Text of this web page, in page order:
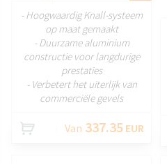
- Hoogwaardig Knall-systeem
op maat gemaakt
- Duurzame aluminium
constructie voor langdurige
prestaties
- Verbetert het uiterlijk van
commerciële gevels
Van 337.35 EUR